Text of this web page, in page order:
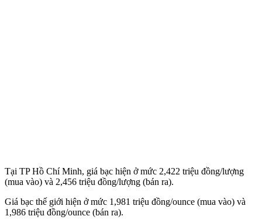
Tại TP Hồ Chí Minh, giá bạc hiện ở mức 2,422 triệu đồng/lượng
(mua vào) và 2,456 triệu đồng/lượng (bán ra).
Giá bạc thế giới hiện ở mức 1,981 triệu đồng/ounce (mua vào) và
1,986 triệu đồng/ounce (bán ra).